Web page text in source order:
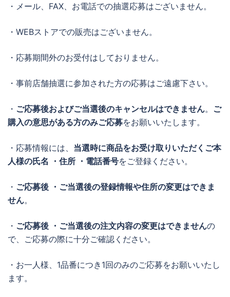
・メール、FAX、お電話での抽選応募はございません。
・WEBストアでの販売はございません。
・応募期間外のお受付はしておりません。
・事前店舗抽選に参加された方の応募はご遠慮下さい。
・ ご応募後およびご当選後のキャンセルはできません。 ご
購入の意思がある方のみご応募をお願いいたします。
・応募情報には、 当選時に商品をお受け取りいただくご本
人様の氏名 ・住所 ・電話番号をご登録ください。
・ ご応募後 ・ご当選後の登録情報や住所の変更はできま
せん。
・ ご応募後 ・ご当選後の注文内容の変更はできませんの
で、ご応募の際に十分ご確認ください。
・お一人様、1品番につき1回のみのご応募をお願いいたし
ます。